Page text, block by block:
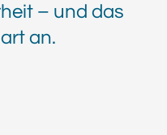
– und das
an.